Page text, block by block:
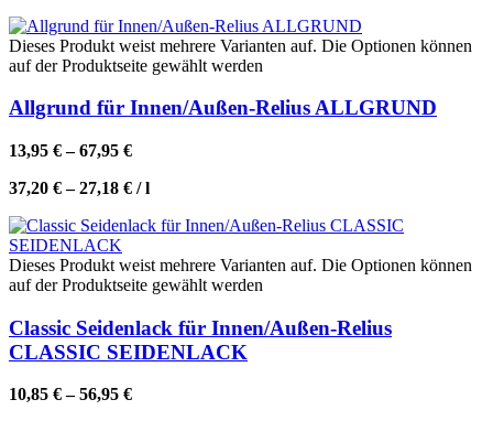
Dieses Produkt weist mehrere Varianten auf. Die Optionen können
auf der Produktseite gewählt werden
Allgrund für Innen/Außen-Relius ALLGRUND
13,95 €–67,95 €
37,20 €–27,18 € /l
Dieses Produkt weist mehrere Varianten auf. Die Optionen können
auf der Produktseite gewählt werden
Classic Seidenlack für Innen/Außen-Relius
CLASSIC SEIDENLACK
10,85 €–56,95 €